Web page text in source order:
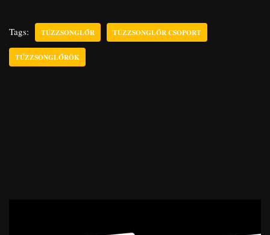
Tags: TŰZZSONGLŐR TŰZZSONGLŐR CSOPORT
TŰZZSONGLŐRÖK